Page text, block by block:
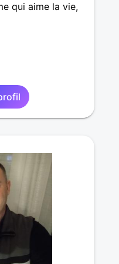
qui aime la vie,